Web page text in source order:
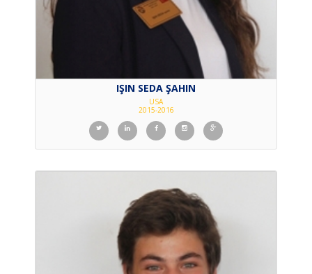
IŞIN SEDA ŞAHIN
USA
2015-2016